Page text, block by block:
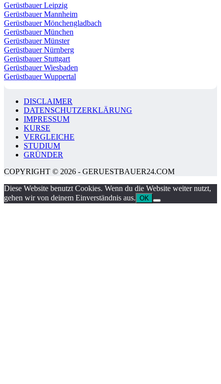
Gerüstbauer Leipzig
Gerüstbauer Mannheim
Gerüstbauer Mönchengladbach
Gerüstbauer München
Gerüstbauer Münster
Gerüstbauer Nürnberg
Gerüstbauer Stuttgart
Gerüstbauer Wiesbaden
Gerüstbauer Wuppertal
DISCLAIMER
DATENSCHUTZERKLÄRUNG
IMPRESSUM
KURSE
VERGLEICHE
STUDIUM
GRÜNDER
COPYRIGHT © 2026 - GERUESTBAUER24.COM
Diese Website benutzt Cookies. Wenn du die Website weiter nutzt,
gehen wir von deinem Einverständnis aus. OK